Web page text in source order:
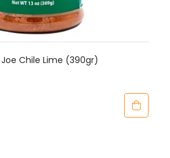
Chile Lime (390gr)